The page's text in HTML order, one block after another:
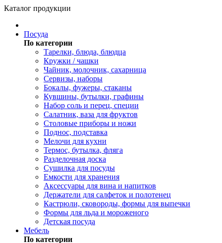
Каталог продукции
Посуда
По категории
Тарелки, блюда, блюдца
Кружки / чашки
Чайник, молочник, сахарница
Сервизы, наборы
Бокалы, фужеры, стаканы
Кувшины, бутылки, графины
Набор соль и перец, специи
Салатник, ваза для фруктов
Столовые приборы и ножи
Поднос, подставка
Мелочи для кухни
Термос, бутылка, фляга
Разделочная доска
Сушилка для посуды
Емкости для хранения
Аксессуары для вина и напитков
Держатели для салфеток и полотенец
Кастрюли, сковороды, формы для выпечки
Формы для льда и мороженого
Детская посуда
Мебель
По категории